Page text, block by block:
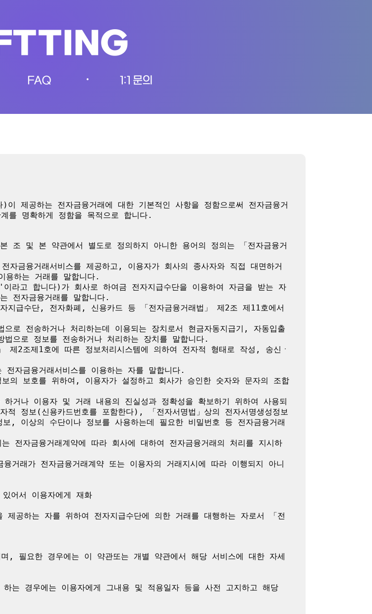
FAQ • 1:1 문의
제공하는 전자금융거래에 대한 기본적인 사항을 정함으로써 전자금융거
를 명확하게 정함을 목적으로 합니다.
및 본 약관에서 별도로 정의하지 아니한 용어의 정의는 「전자금융거
금융거래서비스를 제공하고, 이용자가 회사의 종사자와 직접 대면하거
용하는 거래를 말합니다.
고 합니다)가 회사로 하여금 전자지급수단을 이용하여 자금을 받는 자
전자금융거래를 말합니다.
급수단, 전자화폐, 신용카드 등 「전자금융거래법」 제2조 제11호에서
로 전송하거나 처리하는데 이용되는 장치로서 현금자동지급기, 자동입출
으로 정보를 전송하거나 처리하는 장치를 말합니다.
2조제1호에 따른 정보처리시스템에 의하여 전자적 형태로 작성, 송신ㆍ
자금융거래서비스를 이용하는 자를 말합니다.
의 보호를 위하여, 이용자가 설정하고 회사가 승인한 숫자와 문자의 조합
거나 이용자 및 거래 내용의 진실성과 정확성을 확보하기 위하여 사용되
정보(신용카드번호를 포함한다), 「전자서명법」상의 전자서명생성정보
, 이상의 수단이나 정보를 사용하는데 필요한 비밀번호 등 전자금융거래
자금융거래계약에 따라 회사에 대하여 전자금융거래의 처리를 지시하
래가 전자금융거래계약 또는 이용자의 거래지시에 따라 이행되지 아니
어서 이용자에게 재화
공하는 자를 위하여 전자지급수단에 의한 거래를 대행하는 자로서 「전
, 필요한 경우에는 이 약관또는 개별 약관에서 해당 서비스에 대한 자세
는 경우에는 이용자에게 그내용 및 적용일자 등을 사전 고지하고 해당